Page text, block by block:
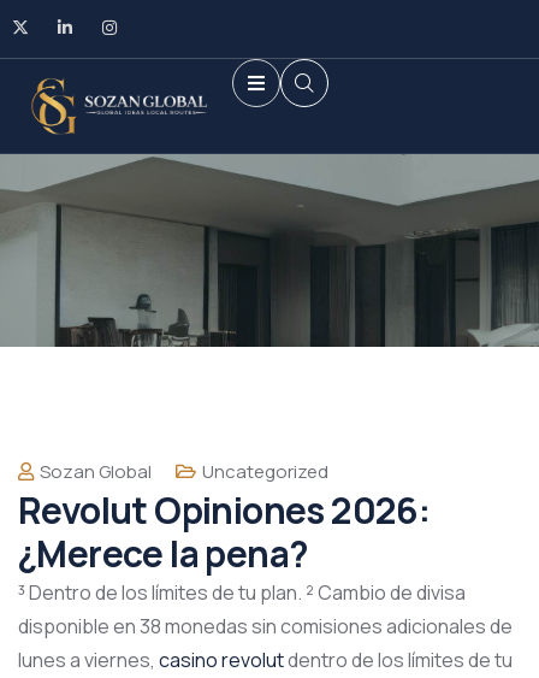
Sozan Global Uncategorized
Revolut Opiniones 2026:
¿Merece la pena?
³ Dentro de los límites de tu plan. ² Cambio de divisa
disponible en 38 monedas sin comisiones adicionales de
lunes a viernes, casino revolutdentro de los límites de tu